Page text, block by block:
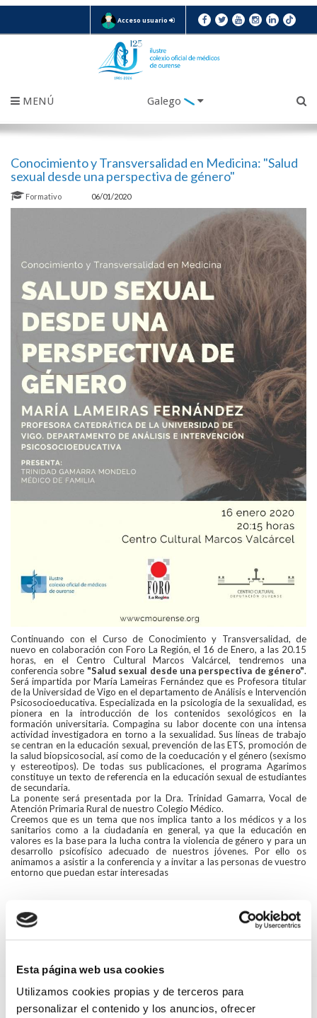
Esta página web usa cookies
Utilizamos cookies propias y de terceros para
personalizar el contenido y los anuncios, ofrecer
Acceso usuario
MENÚ Galego
Conocimiento y Transversalidad en Medicina: "Salud
sexual desde una perspectiva de género"
Formativo 06/01/2020
Continuando con el Curso de Conocimiento y Transversalidad, de
nuevo en colaboración con Foro La Región, el 16 de Enero, a las 20.15
horas, en el Centro Cultural Marcos Valcárcel, tendremos una
conferencia sobre "Salud sexual desde una perspectiva de género".
Será impartida por María Lameiras Fernández que es Profesora titular
de la Universidad de Vigo en el departamento de Análisis e Intervención
Psicosocioeducativa. Especializada en la psicología de la sexualidad, es
pionera en la introducción de los contenidos sexológicos en la
formación universitaria. Compagina su labor docente con una intensa
actividad investigadora en torno a la sexualidad. Sus líneas de trabajo
se centran en la educación sexual, prevención de las ETS, promoción de
la salud biopsicosocial, así como de la coeducación y el género (sexismo
y estereotipos). De todas sus publicaciones, el programa Agarimos
constituye un texto de referencia en la educación sexual de estudiantes
de secundaria.
La ponente será presentada por la Dra. Trinidad Gamarra, Vocal de
Atención Primaria Rural de nuestro Colegio Médico.
Creemos que es un tema que nos implica tanto a los médicos y a los
sanitarios como a la ciudadanía en general, ya que la educación en
valores es la base para la lucha contra la violencia de género y para un
desarrollo psicofísico adecuado de nuestros jóvenes. Por ello os
animamos a asistir a la conferencia y a invitar a las personas de vuestro
entorno que puedan estar interesadas
Descargar cartel-curso-conocimiento-transversalidad-
en-medicina.pdf
Compartir en: